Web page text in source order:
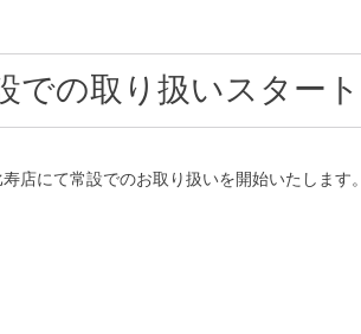
の取り扱いスタート
店にて常設でのお取り扱いを開始いたします。